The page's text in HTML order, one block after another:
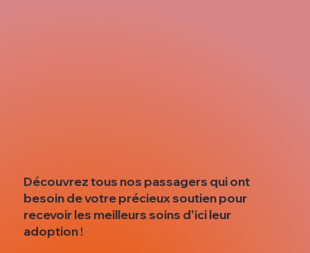
Découvrez tous nos passagers qui ont
besoin de votre précieux soutien pour
recevoir les meilleurs soins d'ici leur
adoption !